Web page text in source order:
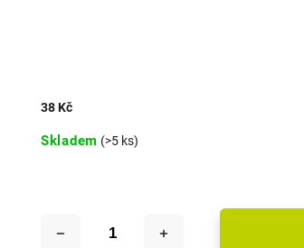
38 Kč
Skladem (>5 ks)